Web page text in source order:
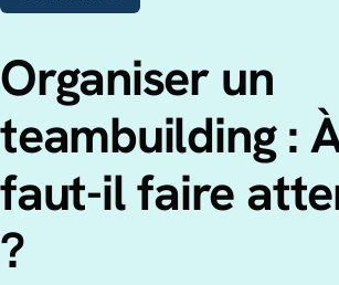
Organiser un
teambuilding :
faut-il faire
?